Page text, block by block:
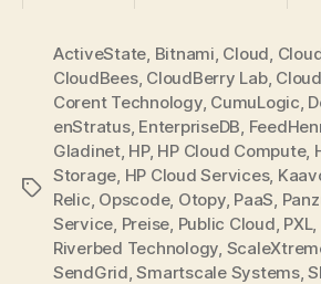
Tags
ActiveState Bitnami Cloud
CloudBees, CloudBerry Lab,
Corent Technology, CumuLogic
enStratus, EnterpriseDB
Gladinet, HP, HP Cloud Compute,
Storage HP Cloud Services,
Relic Opscode, Otopy, PaaS
Service Preise Public Cloud PXL,
Riverbed Technology
SendGrid ,Smartscale Systems,